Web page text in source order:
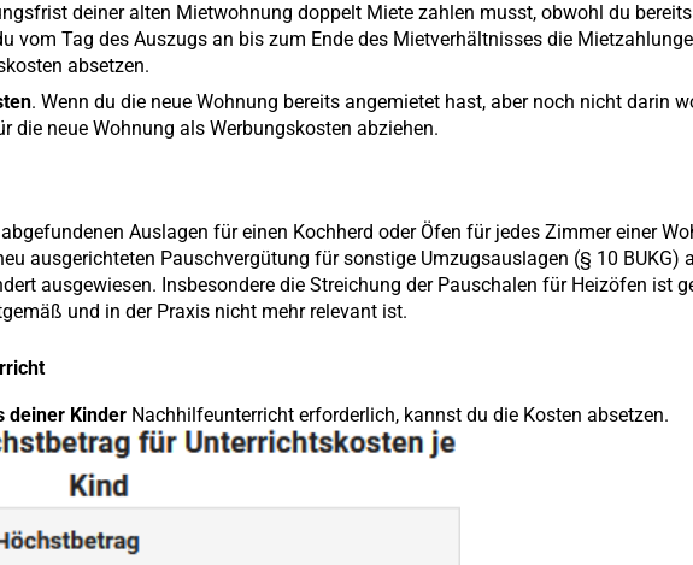
deiner alten Mietwohnung doppelt Miete zahlen musst, obwohl du
vom Tag des Auszugs an bis zum Ende des Mietverhältnisses die
absetzen.
. Wenn du die neue Wohnung bereits angemietet hast, aber noch nicht darin
die neue Wohnung als Werbungskosten abziehen.
Auslagen für einen Kochherd oder Öfen für jedes Zimmer einer
ausgerichteten Pauschvergütung für sonstige Umzugsauslagen (§ 10 BUKG)
ausgewiesen. Insbesondere die Streichung der Pauschalen für Heizöfen ist
und in der Praxis nicht mehr relevant ist.
deiner Kinder Nachhilfeunterricht erforderlich, kannst du die Kosten absetzen.